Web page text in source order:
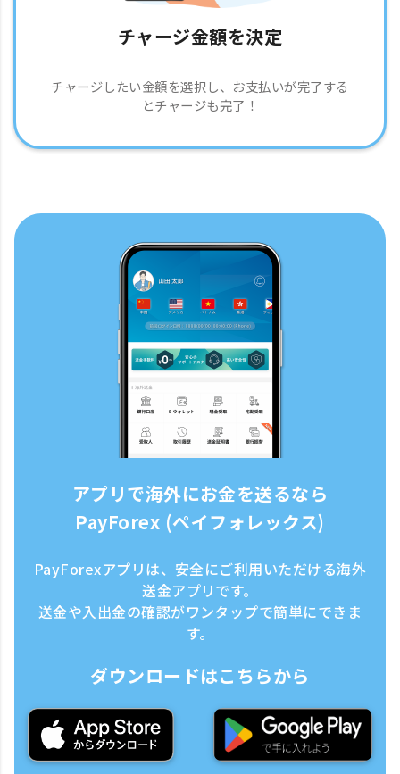
チャージ金額を決定
チャージしたい金額を選択し、お支払いが完了する
とチャージも完了！
アプリで海外にお金を送るなら
PayForex (ペイフォレックス)
PayForexアプリは、安全にご利用いただける海外
送金アプリです。
送金や入出金の確認がワンタップで簡単にできま
す。
ダウンロードはこちらから